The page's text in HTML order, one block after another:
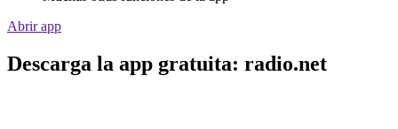
Abrir app
Descarga la app gratuita: radio.net